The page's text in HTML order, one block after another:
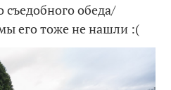
съедобного обеда/
его тоже не нашли :(